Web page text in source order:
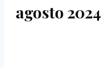
agosto 2024